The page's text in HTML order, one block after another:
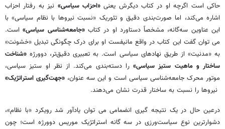
حاکی است اگرچه او در کتاب دیگرش یعنی«احزاب سیاسی» نیز به رفتار احزاب
اشاره می‌کند، اما صورت‌بندی دقیق و تئوریک «نسبت نیروها با نظام سیاسی» با
این عناوین سه‌گانه، مشخصاً دستاورد او در کتاب«جامعه‌شناسی سیاسی»است.
می توان گفت این کتاب در واقع مانیفست او برای درک چگونگی تبدیل «خشونت»
به «مدنیت» از طریق نهادهای سیاسی است. به تعبیری دقیق‌تر، دوورژه «شناخت
ساختار و ماهیت ستیز سیاسی»را دسته‌بندی می‌کند. از نظر او ستیز سیاسی،
موتور محرک جامعه‌شناسی سیاسی است و این سه عنوان، «جهت‌گیری استراتژیک»
نیروها را نسبت به ساختار قدرت نشان می‌دهند.
درعین حال در یک نتیجه گیری انضمامی می توان یادآور شد رویکرد «با نظام»،
دشوارترین نوع سیاست‌ورزی در سه گانه استراتژیک موریس دوورژه است؛ چون